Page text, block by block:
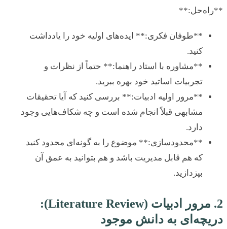
**طوفان فکری:** ایده‌های اولیه خود را یادداشت
**مشاوره با استاد راهنما:** حتماً از نظرات و
تجربیات اساتید خود بهره ببرید.
**مرور اولیه ادبیات:** بررسی کنید که آیا تحقیقات
مشابهی قبلاً انجام شده است و چه شکاف‌هایی وجود
**محدودسازی:** موضوع را به گونه‌ای محدود کنید
که هم قابل مدیریت باشد و هم بتوانید به عمق آن
بپزدازید.
2. مرور ادبیات (Literature Review):
به دانش موجود